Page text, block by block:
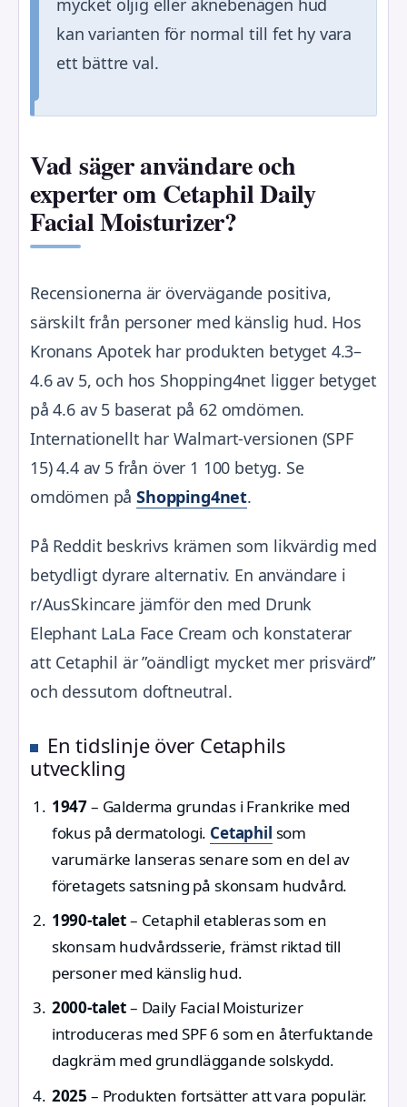
mycket oljig eller aknebenägen hud
kan varianten för normal till fet hy vara
ett bättre val.
Vad säger användare och
experter om Cetaphil Daily
Facial Moisturizer?
Recensionerna är övervägande positiva,
särskilt från personer med känslig hud. Hos
Kronans Apotek har produkten betyget 4.3–
4.6 av 5, och hos Shopping4net ligger betyget
på 4.6 av 5 baserat på 62 omdömen.
Internationellt har Walmart-versionen (SPF
15) 4.4 av 5 från över 1 100 betyg. Se
omdömen påShopping4net.
På Reddit beskrivs krämen som likvärdig med
betydligt dyrare alternativ. En användare i
r/AusSkincare jämför den med Drunk
Elephant LaLa Face Cream och konstaterar
att Cetaphil är ”oändligt mycket mer prisvärd”
och dessutom doftneutral.
En tidslinje över Cetaphils
utveckling
1947– Galderma grundas i Frankrike med
fokus på dermatologi. Cetaphil som
varumärke lanseras senare som en del av
företagets satsning på skonsam hudvård.
1990-talet– Cetaphil etableras som en
skonsam hudvårdsserie, främst riktad till
personer med känslig hud.
2000-talet– Daily Facial Moisturizer
introduceras med SPF 6 som en återfuktande
dagkräm med grundläggande solskydd.
2025 – Produkten fortsätter att vara populär.